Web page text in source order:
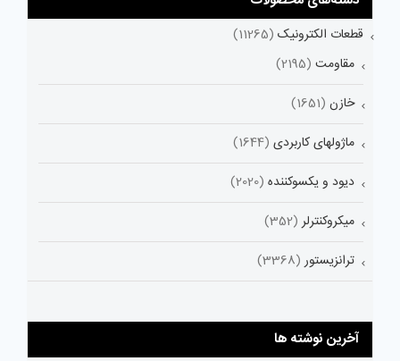
قطعات الکترونیک (11265)
مقاومت (2195)
خازن (1651)
ماژولهای کاربردی (1644)
دیود و یکسوکننده (2020)
میکروکنترلر (352)
ترانزیستور (3368)
آخرین نوشته ها